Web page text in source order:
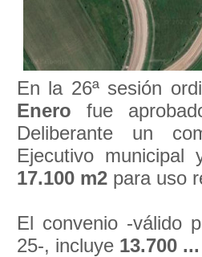
En la 26ª sesión
Enero fue
Deliberante un
Ejecutivo
17.100 m2 para uso
El convenio -válido
25-, incluye 13.700 ...